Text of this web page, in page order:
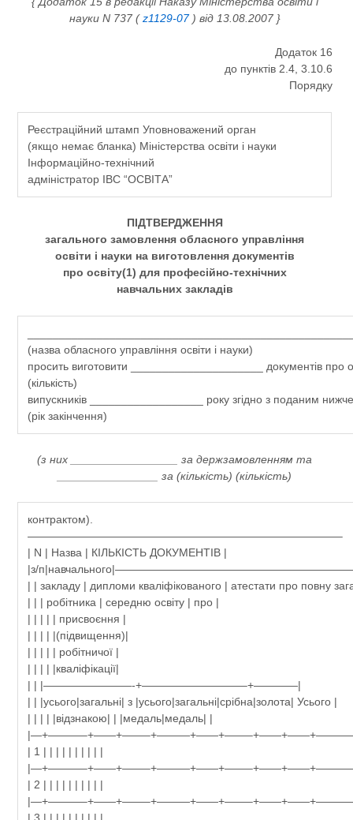
науки N 737 (z1129-07) від 13.08.2007 }
Додаток 16
до пунктів 2.4, 3.10.6
Порядку
Реєстраційний штамп Уповноважений орган
(якщо немає бланка) Міністерства освіти і науки
Інформаційно-технічний
адміністратор ІВС “ОСВІТА”
ПІДТВЕРДЖЕННЯ
загального замовлення обласного управління
освіти і науки на виготовлення документів
про освіту(1) для професійно-технічних
навчальних закладів
(назва обласного управління освіти і науки)
просить виготовити _____________________ документів про
(кількість)
випускників __________________ року згідно з поданим
(рік закінчення)
(з них _________________ за держзамовленням та
________________ за (кількість) (кількість)
контрактом).
————————————————————————————–
| N | Назва | КІЛЬКІСТЬ ДОКУМЕНТІВ |
|з/
| | закладу | дипломи кваліфікованого | атестати про повну
| | | робітника | середню освіту | про |
| | | | | присвоєння |
| | | | |(підвищення)|
| | | | | робітничої |
| | | | |кваліфікації|
| | |————————-+—————————–+————|
| | |усього|загальні| з |усього|загальні|срібна|золота| Усього |
| | | | |відзнакою| | |медаль|медаль| |
| 1 | | | | | | | | | |
| 2 | | | | | | | | | |